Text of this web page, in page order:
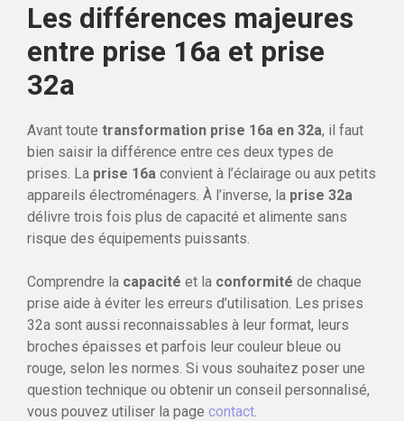
Les différences majeures
entre prise 16a et prise
32a
Avant toute transformation prise 16a en 32a, il faut
bien saisir la différence entre ces deux types de
prises. La prise 16a convient à l’éclairage ou aux petits
appareils électroménagers. À l’inverse, la prise 32a
délivre trois fois plus de capacité et alimente sans
risque des équipements puissants.
Comprendre la capacité et la conformité de chaque
prise aide à éviter les erreurs d’utilisation. Les prises
32a sont aussi reconnaissables à leur format, leurs
broches épaisses et parfois leur couleur bleue ou
rouge, selon les normes. Si vous souhaitez poser une
question technique ou obtenir un conseil personnalisé,
vous pouvez utiliser la page contact.